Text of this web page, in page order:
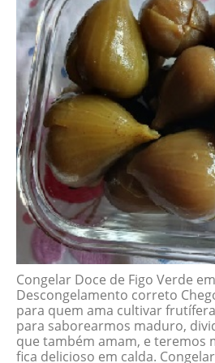
Congelar Doce de Figo Verde
Descongelamento correto
para quem ama cultivar
para saborearmos maduro,
que também amam, e teremos
fica delicioso em calda.